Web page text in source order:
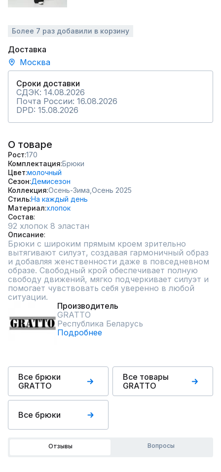
Более 7 раз добавили в корзину
Доставка
Москва
Сроки доставки
СДЭК: 14.08.2026
Почта России: 16.08.2026
DPD: 15.08.2026
О товаре
Рост 170
Комплектация Брюки
Цвет молочный
Сезон Демисезон
Коллекция Осень-Зима, Осень 2025
СтильНа каждый день
Материал хлопок
Состав
92 хлопок 8 эластан
Описание
Брюки с широким прямым кроем зрительно
вытягивают силуэт, создавая гармоничный образ
и добавляя женственности даже в повседневном
образе. Свободный крой обеспечивает полную
свободу движений, мягко подчеркивает силуэт и
помогает чувствовать себя уверенно в любой
ситуации.
Производитель
GRATTO
Республика Беларусь
Подробнее
Все брюки
GRATTO
Все товары
GRATTO
Все брюки
Отзывы Вопросы